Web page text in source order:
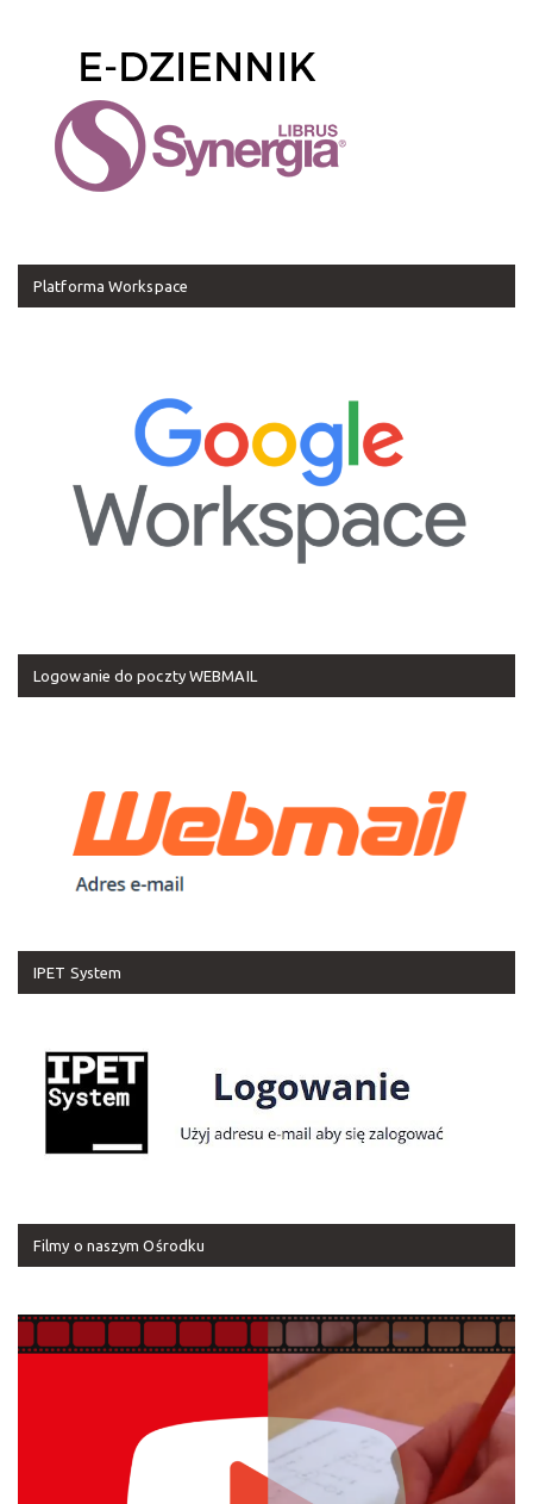
Platforma Workspace
Logowanie do poczty WEBMAIL
IPET System
Filmy o naszym Ośrodku